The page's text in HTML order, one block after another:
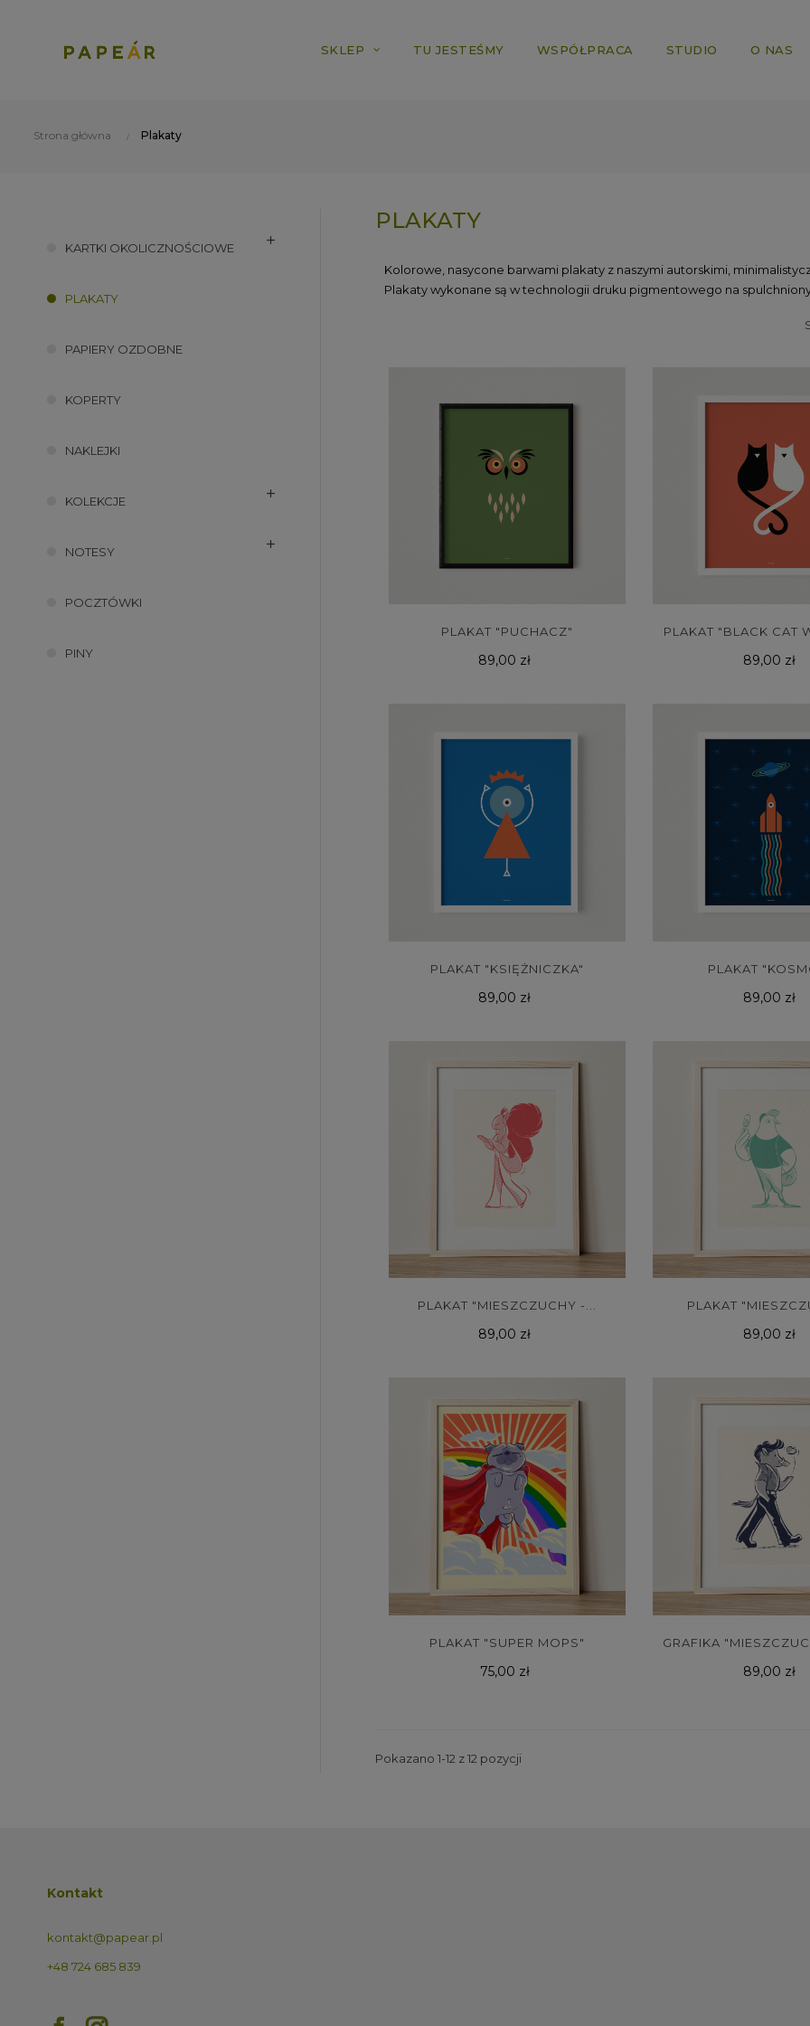
SKLEP TU JESTEŚMY WSPÓŁPRACA STUDIO O NAS
Strona główna Plakaty
KARTKI OKOLICZNOŚCIOWE
PLAKATY
PAPIERY OZDOBNE
KOPERTY
NAKLEJKI
KOLEKCJE
NOTESY
POCZTÓWKI
PINY
PLAKATY
Kolorowe, nasycone barwami plakaty z naszymi autorskimi,
Plakaty wykonane są w technologii druku pigmentowego na
PLAKAT "PUCHACZ"
Cena
89,00 zł
PLAKAT "BLACK CAT
Cena
89,00 zł
PLAKAT "KSIĘŻNICZKA"
Cena
89,00 zł
PLAKAT
Cena
89,00 zł
PLAKAT "MIESZCZUCHY -...
Cena
89,00 zł
PLAKAT
GOŁĄB"
Cena
89,00 zł
PLAKAT "SUPER MOPS"
Cena
75,00 zł
GRAFIKA
Cena
89,00 zł
Pokazano 1-12 z 12 pozycji
Kontakt
kontakt@papear.pl
+48 724 685 839